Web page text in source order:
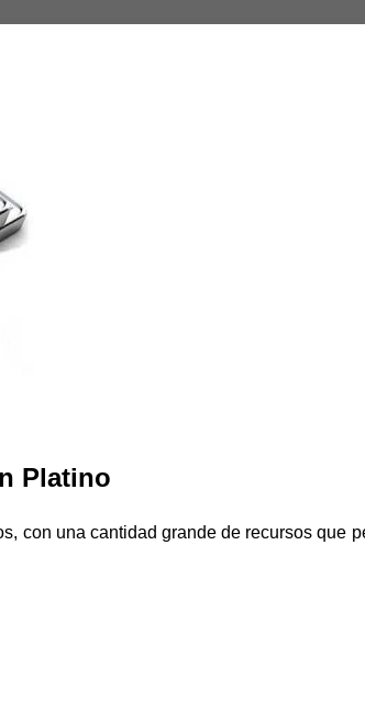
Platino
con una cantidad grande de recursos que